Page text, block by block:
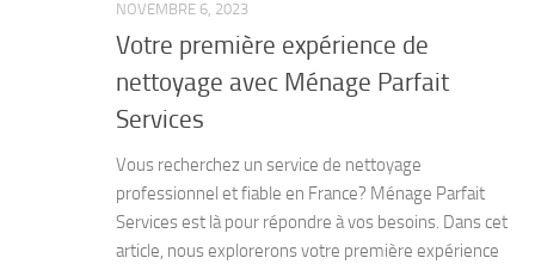
NOVEMBRE 6, 2023
Votre première expérience de
nettoyage avec Ménage Parfait
Services
Vous recherchez un service de nettoyage
professionnel et fiable en France? Ménage Parfait
Services est là pour répondre à vos besoins. Dans cet
article, nous explorerons votre première expérience